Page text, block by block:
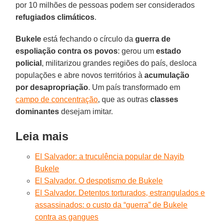
por 10 milhões de pessoas podem ser considerados
refugiados climáticos.
Bukele está fechando o círculo daguerra de
espoliação contra os povos: gerou umestado
policial , militarizou grandes regiões do país, desloca
populações e abre novos territórios àacumulação
por desapropriação. Um país transformado em
campo de concentração, que as outrasclasses
dominantes desejam imitar.
Leia mais
El Salvador: a truculência popular de Nayib
Bukele
El Salvador. O despotismo de Bukele
El Salvador. Detentos torturados, estrangulados e
assassinados: o custo da “guerra” de Bukele
contra as gangues